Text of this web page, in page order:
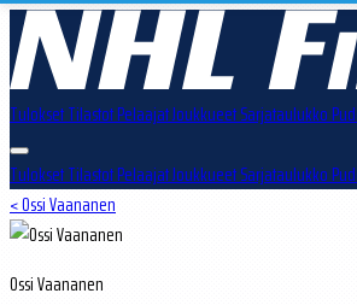
TuloksetTilastotPelaajatJoukkueetSarjataulukko
TuloksetTilastotPelaajatJoukkueetSarjataulukko
< Ossi Vaananen
Ossi Vaananen